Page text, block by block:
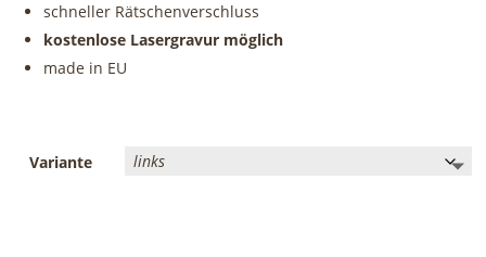
schneller Rätschenverschluss
kostenlose Lasergravur möglich
made in EU
Variante